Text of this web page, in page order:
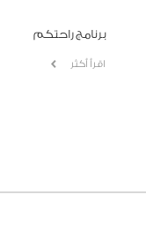
برنامج راحتكم
اقرأ أكثر